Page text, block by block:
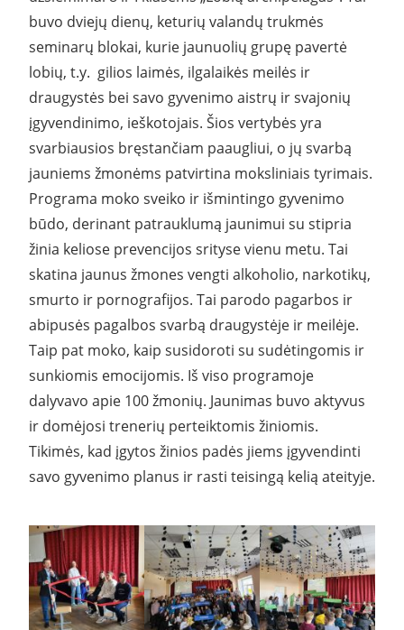
buvo dviejų dienų, keturių valandų trukmės
seminarų blokai, kurie jaunuolių grupę pavertė
lobių, t.y. gilios laimės, ilgalaikės meilės ir
draugystės bei savo gyvenimo aistrų ir svajonių
įgyvendinimo, ieškotojais. Šios vertybės yra
svarbiausios bręstančiam paaugliui, o jų svarbą
jauniems žmonėms patvirtina moksliniais tyrimais.
Programa moko sveiko ir išmintingo gyvenimo
būdo, derinant patrauklumą jaunimui su stipria
žinia keliose prevencijos srityse vienu metu. Tai
skatina jaunus žmones vengti alkoholio, narkotikų,
smurto ir pornografijos. Tai parodo pagarbos ir
abipusės pagalbos svarbą draugystėje ir meilėje.
Taip pat moko, kaip susidoroti su sudėtingomis ir
sunkiomis emocijomis. Iš viso programoje
dalyvavo apie 100 žmonių. Jaunimas buvo aktyvus
ir domėjosi trenerių perteiktomis žiniomis.
Tikimės, kad įgytos žinios padės jiems įgyvendinti
savo gyvenimo planus ir rasti teisingą kelią ateityje.